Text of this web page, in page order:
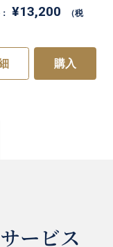
¥13,200
（税
購入
ービス